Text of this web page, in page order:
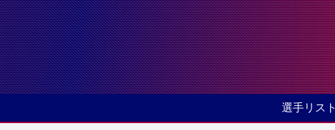
選手リスト